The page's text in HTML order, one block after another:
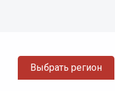
Выбрать регион